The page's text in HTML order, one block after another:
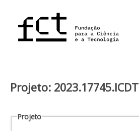
Projeto: 2023.17745.ICDT
Projeto